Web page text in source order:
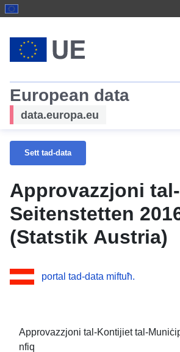
European data
data.europa.eu
Sett tad-data
Approvazzjoni
Seitenstetten
(Statstik Austria)
portal tad-data miftuħ.
Approvazzjoni tal-Kontijiet tal-
nfiq